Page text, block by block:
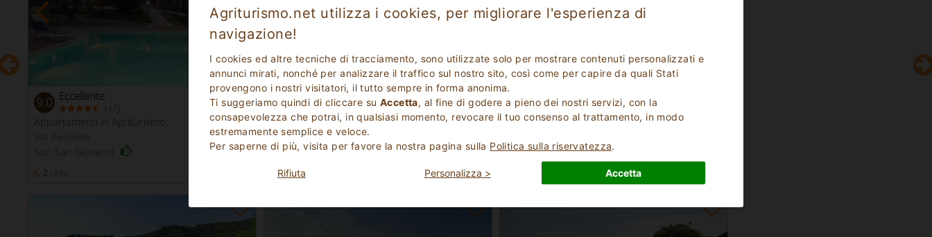
Agriturismo.net utilizza i cookies, per migliorare l'esperienza di
navigazione!
I cookies ed altre tecniche di tracciamento, sono utilizzate solo per mostrare contenuti personalizzati e
annunci mirati, nonché per analizzare il traffico sul nostro sito, così come per capire da quali Stati
provengono i nostri visitatori, il tutto sempre in forma anonima.
Ti suggeriamo quindi di cliccare su Accetta, al fine di godere a pieno dei nostri servizi, con la
consapevolezza che potrai, in qualsiasi momento, revocare il tuo consenso al trattamento, in modo
estremamente semplice e veloce.
Per saperne di più, visita per favore la nostra pagina sulla Politica sulla riservatezza.
Rifiuta Personalizza > Accetta
9.0 Eccellente
( 47 )
Prenotazione
Immediata
Appartamenti in Agriturismo
Asti Piemonte
Sori San Giovanni
2 - Min
8.7 Favoloso
(10)
Agriturismo
Alessandria Piemonte
Gabiano Monferrato 1081
1 - 3Min 29Posti Letto
9.7 Eccezionale
(3)
Agriturismo
Montà 2407